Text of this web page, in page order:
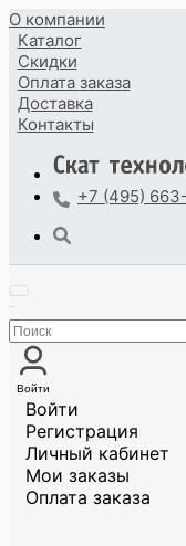
О компании
Каталог
Скидки
Оплата заказа
Доставка
Контакты
+7 (495)
Войти
Войти
Регистрация
Личный кабинет
Мои заказы
Оплата заказа